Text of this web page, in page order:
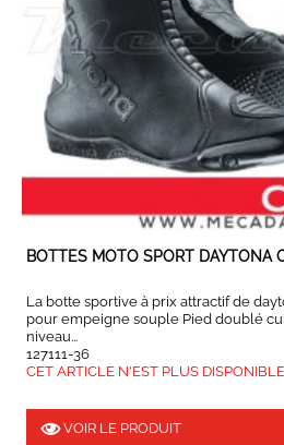
BOTTES MOTO SPORT DAYTONA
La botte sportive à prix attractif de
pour empeigne souple Pied doublé
niveau...
127111-36
CET ARTICLE N'EST PLUS
VOIR LE PRODUIT